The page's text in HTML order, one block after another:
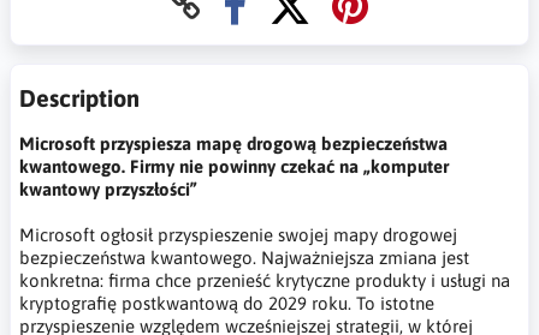
Description
Microsoft przyspiesza mapę drogową bezpieczeństwa
kwantowego. Firmy nie powinny czekać na „komputer
kwantowy przyszłości”
Microsoft ogłosił przyspieszenie swojej mapy drogowej
bezpieczeństwa kwantowego. Najważniejsza zmiana jest
konkretna: firma chce przenieść krytyczne produkty i usługi na
kryptografię postkwantową do 2029 roku. To istotne
przyspieszenie względem wcześniejszej strategii, w której